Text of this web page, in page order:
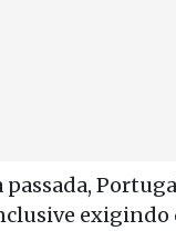
passada,